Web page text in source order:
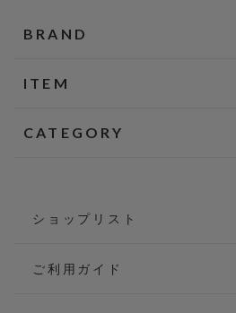
BRAND
ITEM
CATEGORY
ショップリスト
ご利用ガイド